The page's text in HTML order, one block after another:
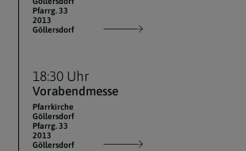
Pfarrg. 33
2013
Göllersdorf
18:30 Uhr
Vorabendmesse
Pfarrkirche
Göllersdorf
Pfarrg. 33
2013
Göllersdorf